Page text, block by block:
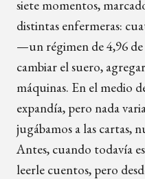
siete momentos,
distintas enfermeras:
—un régimen de 4,96
cambiar el suero,
máquinas. En el medio
expandía, pero nada
jugábamos a las cartas,
Antes, cuando todavía
leerle cuentos, pero